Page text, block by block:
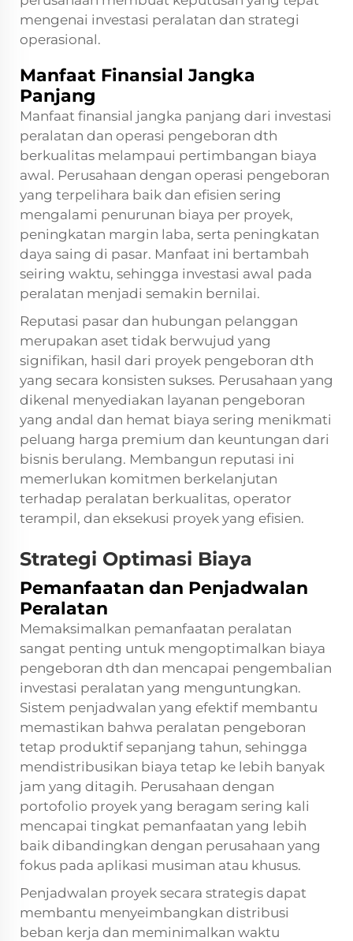
mengenai investasi peralatan dan strategi
operasional.
Manfaat Finansial Jangka
Panjang
Manfaat finansial jangka panjang dari investasi
peralatan dan operasi pengeboran dth
berkualitas melampaui pertimbangan biaya
awal. Perusahaan dengan operasi pengeboran
yang terpelihara baik dan efisien sering
mengalami penurunan biaya per proyek,
peningkatan margin laba, serta peningkatan
daya saing di pasar. Manfaat ini bertambah
seiring waktu, sehingga investasi awal pada
peralatan menjadi semakin bernilai.
Reputasi pasar dan hubungan pelanggan
merupakan aset tidak berwujud yang
signifikan, hasil dari proyek pengeboran dth
yang secara konsisten sukses. Perusahaan yang
dikenal menyediakan layanan pengeboran
yang andal dan hemat biaya sering menikmati
peluang harga premium dan keuntungan dari
bisnis berulang. Membangun reputasi ini
memerlukan komitmen berkelanjutan
terhadap peralatan berkualitas, operator
terampil, dan eksekusi proyek yang efisien.
Strategi Optimasi Biaya
Pemanfaatan dan Penjadwalan
Peralatan
Memaksimalkan pemanfaatan peralatan
sangat penting untuk mengoptimalkan biaya
pengeboran dth dan mencapai pengembalian
investasi peralatan yang menguntungkan.
Sistem penjadwalan yang efektif membantu
memastikan bahwa peralatan pengeboran
tetap produktif sepanjang tahun, sehingga
mendistribusikan biaya tetap ke lebih banyak
jam yang ditagih. Perusahaan dengan
portofolio proyek yang beragam sering kali
mencapai tingkat pemanfaatan yang lebih
baik dibandingkan dengan perusahaan yang
fokus pada aplikasi musiman atau khusus.
Penjadwalan proyek secara strategis dapat
membantu menyeimbangkan distribusi
beban kerja dan meminimalkan waktu